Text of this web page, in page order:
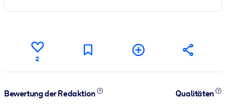
2
Bewertung der Redaktion
Qualitäten